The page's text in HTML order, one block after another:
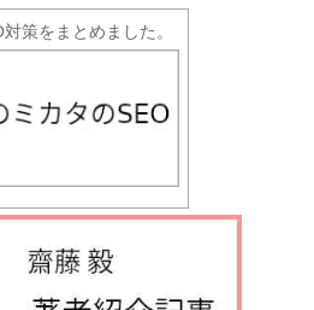
策をまとめました。